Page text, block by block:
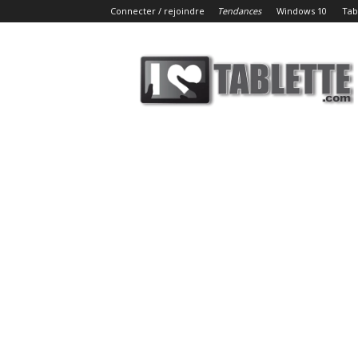
Connecter / rejoindre Tendances Windows 10